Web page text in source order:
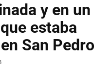
y en un
estaba
San Pedro